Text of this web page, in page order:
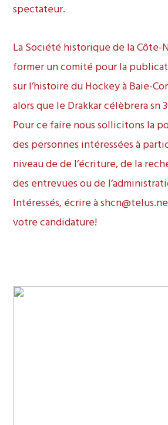
spectateur.
La Société historique de la Côte-
former un comité pour la
sur l’histoire du Hockey à Baie-
alors que le Drakkar célèbrera sn
Pour ce faire nous sollicitons la
des personnes intéressées à
niveau de de l’écriture, de la
des entrevues ou de
Intéressés, écrire à
votre candidature!